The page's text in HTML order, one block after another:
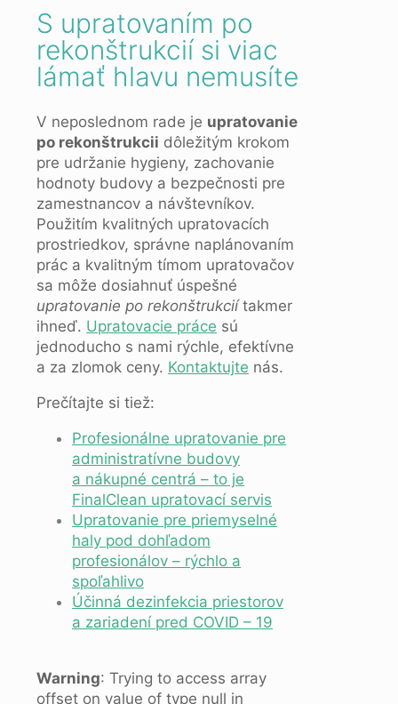
S upratovaním po
rekonštrukcií si viac
lámať hlavu nemusíte
V neposlednom rade je upratovanie
po rekonštrukcii dôležitým krokom
pre udržanie hygieny, zachovanie
hodnoty budovy a bezpečnosti pre
zamestnancov a návštevníkov.
Použitím kvalitných upratovacích
prostriedkov, správne naplánovaním
prác a kvalitným tímom upratovačov
sa môže dosiahnuť úspešné
upratovanie po rekonštrukciítakmer
ihneď. Upratovacie práce sú
jednoducho s nami rýchle, efektívne
a za zlomok ceny. Kontaktujte nás.
Prečítajte si tiež:
Profesionálne upratovanie pre
administratívne budovy
a nákupné centrá – to je
FinalClean upratovací servis
Upratovanie pre priemyselné
haly pod dohľadom
profesionálov – rýchlo a
spoľahlivo
Účinná dezinfekcia priestorov
a zariadení pred COVID – 19
Warning: Trying to access array
offset on value of type null in